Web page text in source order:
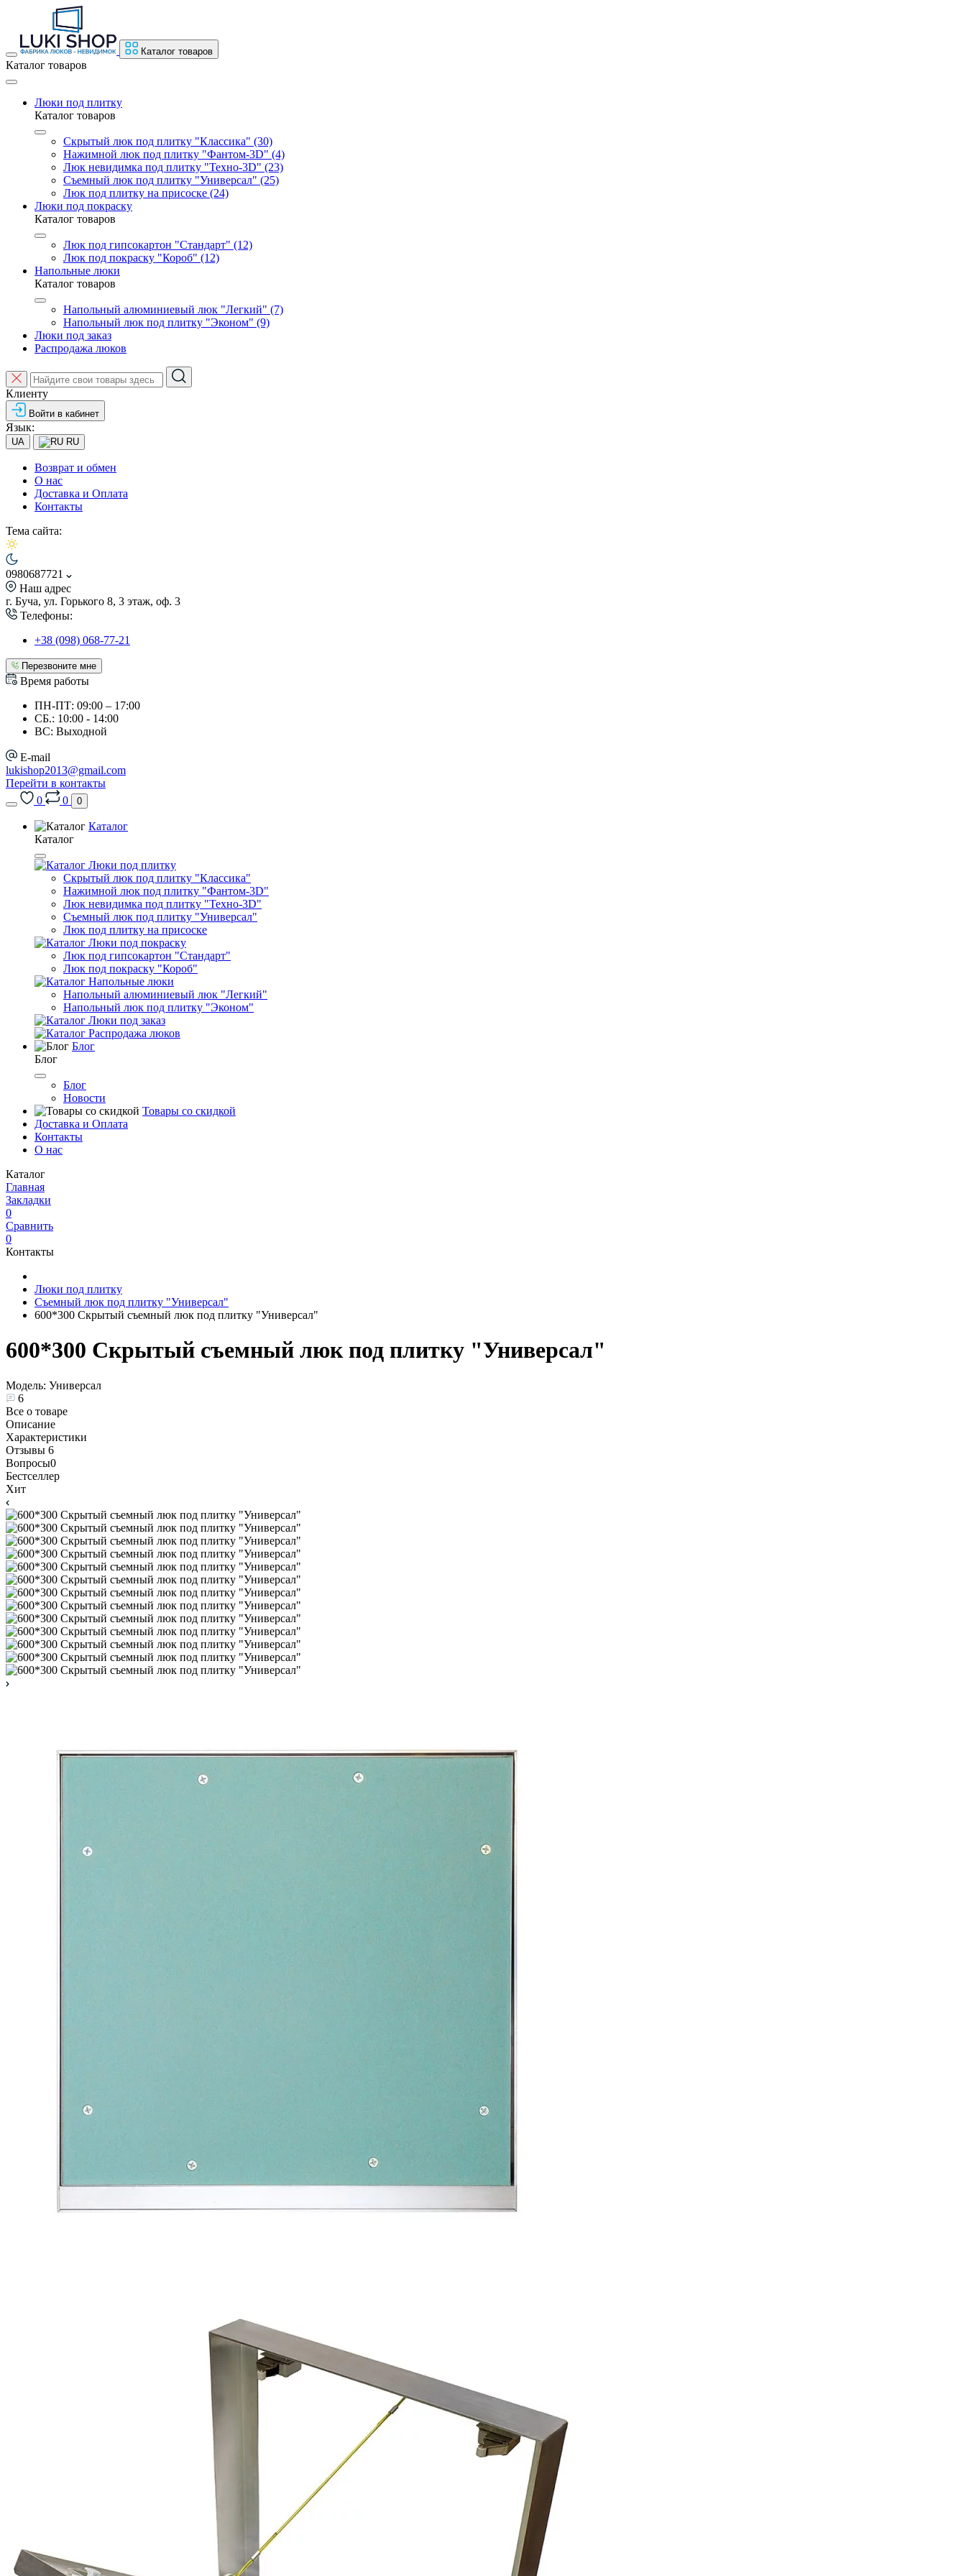
Каталог товаров
Каталог товаров
Люки под плитку
Каталог товаров
Скрытый люк под плитку "Классика" (30)
Нажимной люк под плитку "Фантом-3D" (4)
Люк невидимка под плитку "Техно-3D" (23)
Съемный люк под плитку "Универсал" (25)
Люк под плитку на присоске (24)
Люки под покраску
Каталог товаров
Люк под гипсокартон "Стандарт" (12)
Люк под покраску "Короб" (12)
Напольные люки
Каталог товаров
Напольный алюминиевый люк "Легкий" (7)
Напольный люк под плитку "Эконом" (9)
Люки под заказ
Распродажа люков
Клиенту
Войти в кабинет
Язык:
UA RU
Возврат и обмен
О нас
Доставка и Оплата
Контакты
Тема сайта:
0980687721
Наш адрес
г. Буча, ул. Горького 8, 3 этаж, оф. 3
Телефоны:
+38 (098) 068-77-21
Перезвоните мне
Время работы
ПН-ПТ: 09:00 – 17:00
СБ.: 10:00 - 14:00
ВС: Выходной
E-mail
lukishop2013@gmail.com
Перейти в контакты
0
0 0
Каталог
Каталог
Люки под плитку
Скрытый люк под плитку "Классика"
Нажимной люк под плитку "Фантом-3D"
Люк невидимка под плитку "Техно-3D"
Съемный люк под плитку "Универсал"
Люк под плитку на присоске
Люки под покраску
Люк под гипсокартон "Стандарт"
Люк под покраску "Короб"
Напольные люки
Напольный алюминиевый люк "Легкий"
Напольный люк под плитку "Эконом"
Люки под заказ
Распродажа люков
Блог
Блог
Блог
Новости
Товары со скидкой
Доставка и Оплата
Контакты
О нас
Каталог
Главная
Закладки
0
Сравнить
0
Контакты
Люки под плитку
Съемный люк под плитку "Универсал"
600*300 Скрытый съемный люк под плитку "Универсал"
600*300 Скрытый съемный люк под плитку "Универсал"
Модель: Универсал
6
Все о товаре
Описание
Характеристики
Отзывы 6
Вопросы0
Бестселлер
Хит